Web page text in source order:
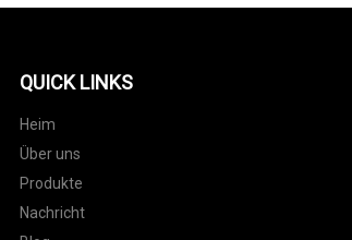
QUICK LINKS
Heim
Über uns
Produkte
Nachricht